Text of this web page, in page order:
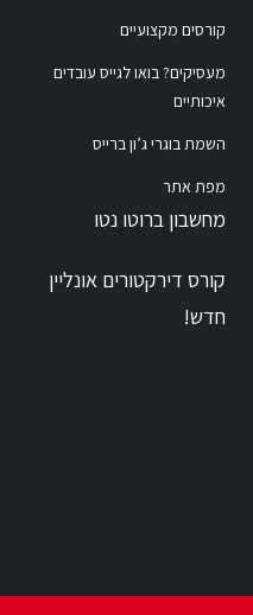
קורסים מקצועיים
מעסיקים? בואו לגייס עובדים
איכותיים
השמת בוגרי ג’ון ברייס
מפת אתר
מחשבון ברוטו נטו
קורס דירקטורים אונליין
חדש!